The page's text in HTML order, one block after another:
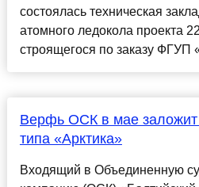
состоялась техническая
атомного ледокола проекта
строящегося по заказу ФГУП
Верфь ОСК в мае заложит
типа «Арктика»
Входящий в Объединенную